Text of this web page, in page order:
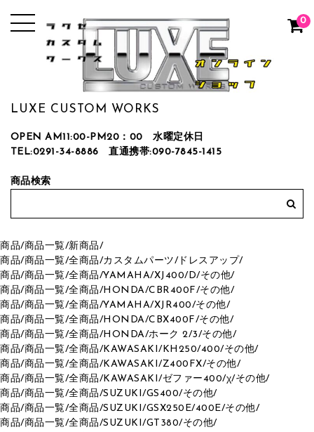
LUXE CUSTOM WORKS
OPEN AM11:00-PM20：00 水曜定休日
TEL:0291-34-8886
直通携帯:090-7845-1415
商品検索
0
商品/商品一覧/新商品/
商品/商品一覧/全商品/カスタムパーツ/ ドレスアップ/
商品/商品一覧/全商品/YAMAHA/XJ400/D/その他/
商品/商品一覧/全商品/HONDA/CBR400F/その他/
商品/商品一覧/全商品/YAMAHA/XJR400/その他/
商品/商品一覧/全商品/HONDA/CBX400F/その他/
商品/商品一覧/全商品/HONDA/ホーク 2/3/その他/
商品/商品一覧/全商品/KAWASAKI/KH250/400/その他/
商品/商品一覧/全商品/KAWASAKI/Z400FX/その他/
商品/商品一覧/全商品/KAWASAKI/ゼファー400/χ/その他/
商品/商品一覧/全商品/SUZUKI/GS400/その他/
商品/商品一覧/全商品/SUZUKI/GSX250E/400E/その他/
商品/商品一覧/全商品/SUZUKI/GT380/その他/